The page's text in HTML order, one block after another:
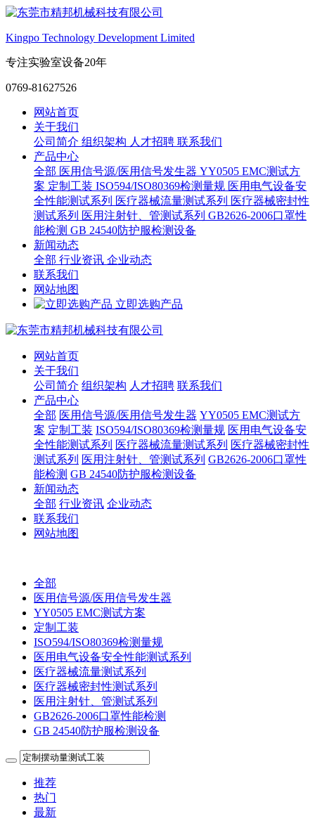
Kingpo Technology Development Limited
专注实验室设备20年
0769-81627526
网站首页
关于我们
公司简介 组织架构 人才招聘 联系我们
产品中心
全部 医用信号源/医用信号发生器 YY0505 EMC测试方
案 定制工装 ISO594/ISO80369检测量规 医用电气设备安
全性能测试系列 医疗器械流量测试系列 医疗器械密封性
测试系列 医用注射针、管测试系列 GB2626-2006口罩性
能检测 GB 24540防护服检测设备
新闻动态
全部 行业资讯 企业动态
联系我们
网站地图
立即选购产品
网站首页
关于我们
公司简介 组织架构 人才招聘 联系我们
产品中心
全部 医用信号源/医用信号发生器 YY0505 EMC测试方
案 定制工装 ISO594/ISO80369检测量规 医用电气设备安
全性能测试系列 医疗器械流量测试系列 医疗器械密封性
测试系列 医用注射针、管测试系列 GB2626-2006口罩性
能检测 GB 24540防护服检测设备
新闻动态
全部 行业资讯 企业动态
联系我们
网站地图
全部
医用信号源/医用信号发生器
YY0505 EMC测试方案
定制工装
ISO594/ISO80369检测量规
医用电气设备安全性能测试系列
医疗器械流量测试系列
医疗器械密封性测试系列
医用注射针、管测试系列
GB2626-2006口罩性能检测
GB 24540防护服检测设备
推荐
热门
最新